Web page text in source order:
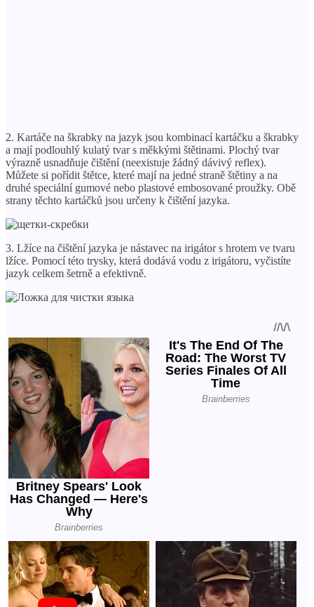
2. Kartáče na škrabky na jazyk jsou kombinací kartáčku a škrabky
a mají podlouhlý kulatý tvar s měkkými štětinami. Plochý tvar
výrazně usnadňuje čištění (neexistuje žádný dávivý reflex).
Můžete si pořídit štětce, které mají na jedné straně štětiny a na
druhé speciální gumové nebo plastové embosované proužky. Obě
strany těchto kartáčků jsou určeny k čištění jazyka.
3. Lžíce na čištění jazyka je nástavec na irigátor s hrotem ve tvaru
lžíce. Pomocí této trysky, která dodává vodu z irigátoru, vyčistíte
jazyk celkem šetrně a efektivně.